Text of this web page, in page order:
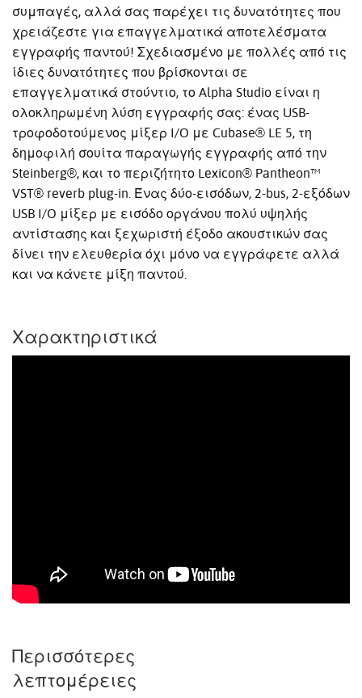
συμπαγές, αλλά σας παρέχει τις δυνατότητες που
χρειάζεστε για επαγγελματικά αποτελέσματα
εγγραφής παντού! Σχεδιασμένο με πολλές από τις
ίδιες δυνατότητες που βρίσκονται σε
επαγγελματικά στούντιο, το Alpha Studio είναι η
ολοκληρωμένη λύση εγγραφής σας: ένας USB-
τροφοδοτούμενος μίξερ I/O με Cubase® LE 5, τη
δημοφιλή σουίτα παραγωγής εγγραφής από την
Steinberg®, και το περιζήτητο Lexicon® Pantheon™
VST® reverb plug-in. Ένας δύο-εισόδων, 2-bus, 2-εξόδων
USB I/O μίξερ με εισόδο οργάνου πολύ υψηλής
αντίστασης και ξεχωριστή έξοδο ακουστικών σας
δίνει την ελευθερία όχι μόνο να εγγράφετε αλλά
και να κάνετε μίξη παντού.
Χαρακτηριστικά
Περισσότερες
λεπτομέρειες